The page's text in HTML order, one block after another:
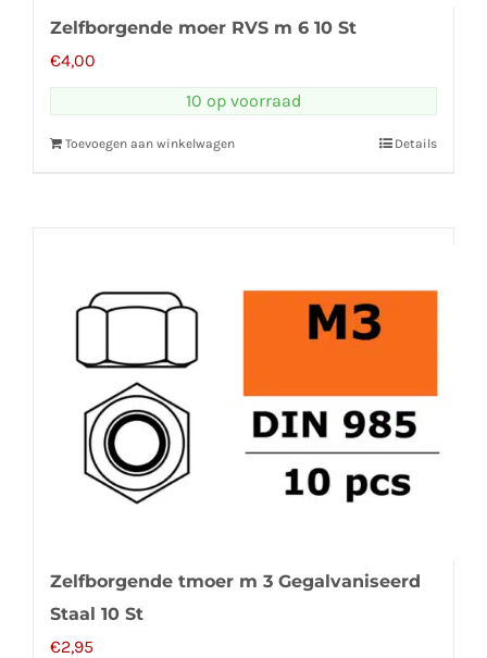
Zelfborgende moer RVS m 6 10 St
€4,00
10 op voorraad
Toevoegen aan winkelwagen Details
Zelfborgende tmoer m 3 Gegalvaniseerd
Staal 10 St
€2,95